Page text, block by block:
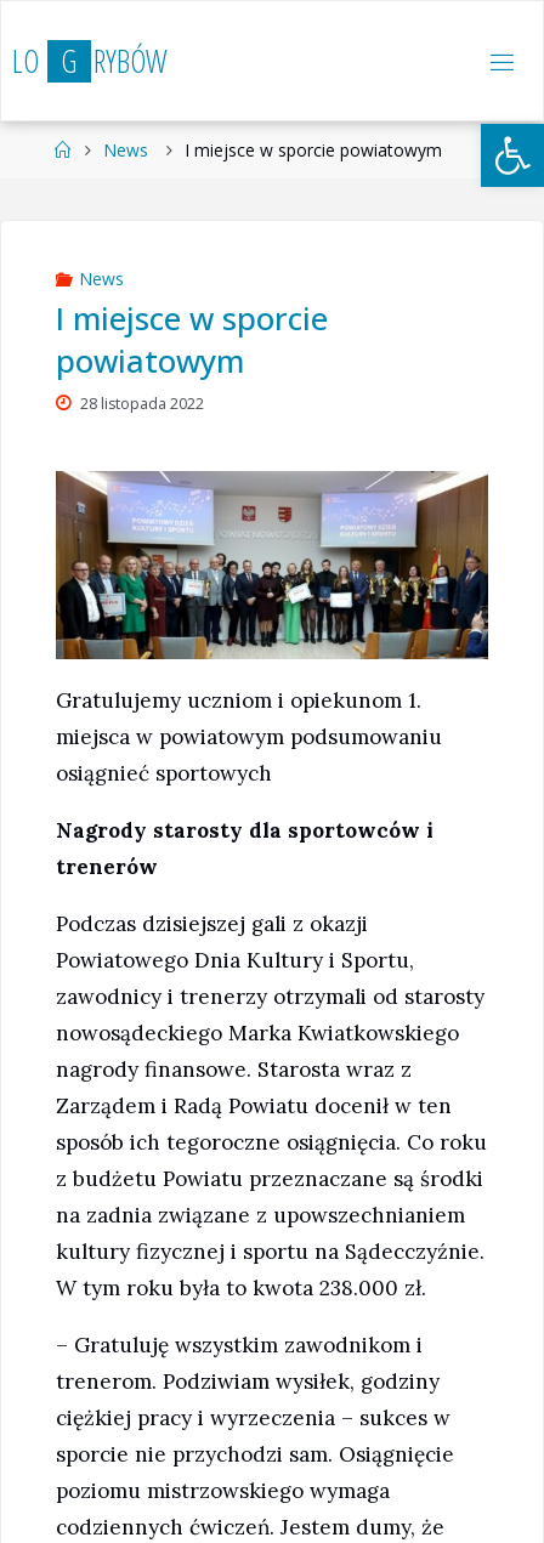
do
treści
LO G RYBÓW
StronaNews I miejsce w sporcie powiatowym
News
I miejsce w sporcie
powiatowym
28 listopada 2022
Gratulujemy uczniom i opiekunom 1.
miejsca w powiatowym podsumowaniu
osiągnieć sportowych
Nagrody starosty dla sportowców i
trenerów
Podczas dzisiejszej gali z okazji
Powiatowego Dnia Kultury i Sportu,
zawodnicy i trenerzy otrzymali od starosty
nowosądeckiego Marka Kwiatkowskiego
nagrody finansowe. Starosta wraz z
Zarządem i Radą Powiatu docenił w ten
sposób ich tegoroczne osiągnięcia. Co roku
z budżetu Powiatu przeznaczane są środki
na zadnia związane z upowszechnianiem
kultury fizycznej i sportu na Sądecczyźnie.
W tym roku była to kwota 238.000 zł.
– Gratuluję wszystkim zawodnikom i
trenerom. Podziwiam wysiłek, godziny
ciężkiej pracy i wyrzeczenia – sukces w
sporcie nie przychodzi sam. Osiągnięcie
poziomu mistrzowskiego wymaga
codziennych ćwiczeń. Jestem dumy, że